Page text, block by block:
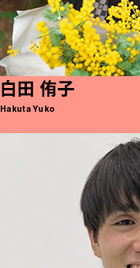
白田 侑子
Hakuta Yuko